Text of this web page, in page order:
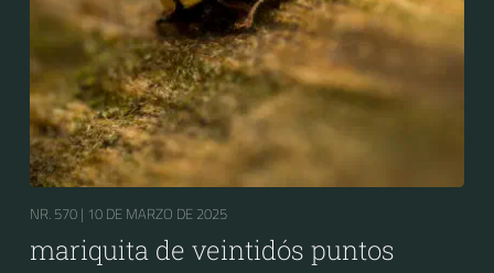
NR. 570 | 10 DE MARZO DE 2025
mariquita de veintidós puntos